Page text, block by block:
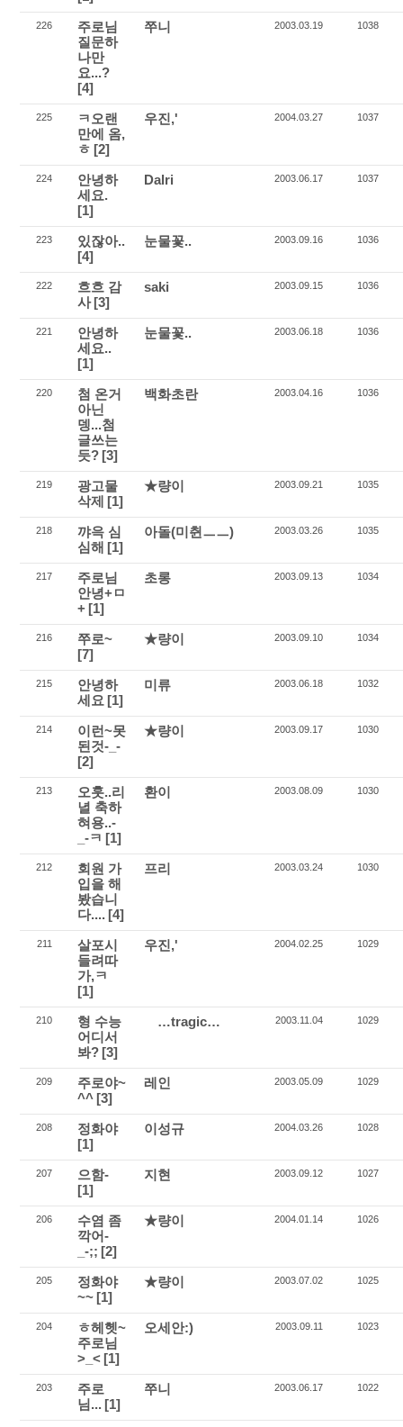
226
주로님
질문하
나만
요...?
[4]
쭈니 2003.03.19 1038
225
ㅋ오랜
만에 옴,
ㅎ [2]
우진,' 2004.03.27 1037
224
안녕하
세요.
[1]
Dalri 2003.06.17 1037
223
있잖아..
[4]
눈물꽃.. 2003.09.16 1036
222
흐흐 감
사[3]
saki 2003.09.15 1036
221
안녕하
세요..
[1]
눈물꽃.. 2003.06.18 1036
220
첨 온거
아닌
뎅...첨
글쓰는
듯? [3]
백화초란 2003.04.16 1036
219
광고물
삭제 [1]
★량이 2003.09.21 1035
218
꺄윽 심
심해 [1]
아돌(미췬ㅡㅡ) 2003.03.26 1035
217
주로님
안녕+ㅁ
+ [1]
초롱 2003.09.13 1034
216
쭈로~
[7]
★량이 2003.09.10 1034
215
안녕하
세요 [1]
미류 2003.06.18 1032
214
이런~못
된것-_-
[2]
★량이 2003.09.17 1030
213
오훗..리
녈 축하
혀용..-
_-ㅋ [1]
환이 2003.08.09 1030
212
회원 가
입을 해
봤습니
다.... [4]
프리 2003.03.24 1030
211
살포시
들려따
가,ㅋ
[1]
우진,' 2004.02.25 1029
210
형 수능
어디서
봐? [3]
…tragic… 2003.11.04 1029
209
주로야~
^^ [3]
레인 2003.05.09 1029
208
정화야
[1]
이성규 2004.03.26 1028
207
으함-
[1]
지현 2003.09.12 1027
206
수염 좀
깍어-
_-;; [2]
★량이 2004.01.14 1026
205
정화야
~~ [1]
★량이 2003.07.02 1025
204
ㅎ헤헷~
주로님
>_< [1]
오세안:) 2003.09.11 1023
203
주로
님... [1]
쭈니 2003.06.17 1022